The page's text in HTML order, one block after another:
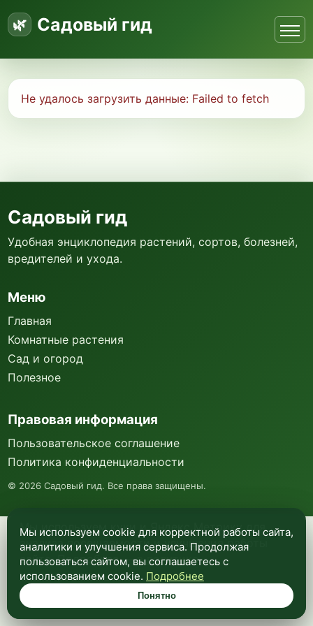
Садовый гид
Не удалось загрузить данные: Failed to fetch
Мы используем куки и Яндекс Метрику для
анализа посещаемости и улучшения работы
сайта. Подробнее —в политике
конфиденциальности.
Понятно
Садовый гид
Удобная энциклопедия растений, сортов, болезней,
вредителей и ухода.
Меню
Главная
Комнатные растения
Сад и огород
Полезное
Правовая информация
Пользовательское соглашение
Политика конфиденциальности
© 2026 Садовый гид. Все права защищены.
Мы используем cookie для корректной работы сайта,
аналитики и улучшения сервиса. Продолжая
пользоваться сайтом, вы соглашаетесь с
использованием cookie. Подробнее
Понятно